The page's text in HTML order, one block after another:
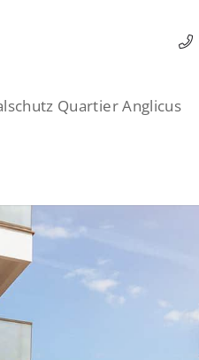
Quartier Anglicus